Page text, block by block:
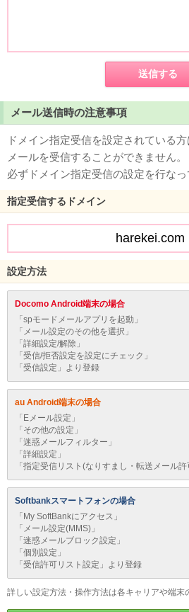
メール送信時の注意事項
ドメイン指定受信を設定されている
メールを受信することができません。
必ずドメイン指定受信の設定を行なっ
指定受信するドメイン
設定方法
Docomo Android端末の場合
「spモードメールアプリを起動」
「メール設定のその他を選択」
「詳細設定/解除」
「受信/拒否設定を設定にチェック」
「受信設定」より登録
au Android端末の場合
「Eメール設定」
「その他の設定」
「迷惑メールフィルター」
「詳細設定」
「指定受信リスト(なりすまし・転送メール許
Softbankスマートフォンの場合
「My SoftBankにアクセス」
「メール設定(MMS)」
「迷惑メールブロック設定」
「個別設定」
「受信許可リスト設定」より登録
詳しい設定方法・操作方法は各キャリアや端末